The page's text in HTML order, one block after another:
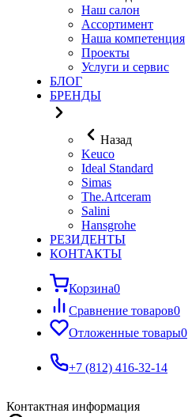
Наш салон
Ассортимент
Наша компетенция
Проекты
Услуги и сервис
БЛОГ
БРЕНДЫ
Назад
Keuco
Ideal Standard
Simas
The.Artceram
Salini
Hansgrohe
РЕЗИДЕНТЫ
КОНТАКТЫ
Корзина0
Сравнение товаров0
Отложенные товары0
+7 (812) 416-32-14
Контактная информация